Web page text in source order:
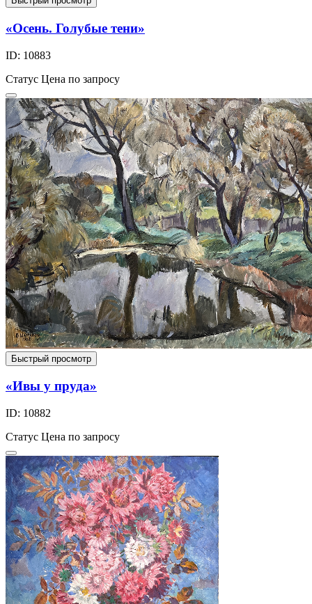
«Осень. Голубые тени»
ID: 10883
Статус Цена по запросу
Быстрый просмотр
«Ивы у пруда»
ID: 10882
Статус Цена по запросу